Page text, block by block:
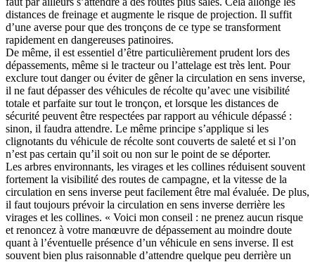
distances de freinage et augmente le risque de projection. Il suffit
d’une averse pour que des tronçons de ce type se transforment
rapidement en dangereuses patinoires.
De même, il est essentiel d’être particulièrement prudent lors des
dépassements, même si le tracteur ou l’attelage est très lent. Pour
exclure tout danger ou éviter de gêner la circulation en sens inverse,
il ne faut dépasser des véhicules de récolte qu’avec une visibilité
totale et parfaite sur tout le tronçon, et lorsque les distances de
sécurité peuvent être respectées par rapport au véhicule dépassé :
sinon, il faudra attendre. Le même principe s’applique si les
clignotants du véhicule de récolte sont couverts de saleté et si l’on
n’est pas certain qu’il soit ou non sur le point de se déporter.
Les arbres environnants, les virages et les collines réduisent souvent
fortement la visibilité des routes de campagne, et la vitesse de la
circulation en sens inverse peut facilement être mal évaluée. De plus,
il faut toujours prévoir la circulation en sens inverse derrière les
virages et les collines. « Voici mon conseil : ne prenez aucun risque
et renoncez à votre manœuvre de dépassement au moindre doute
quant à l’éventuelle présence d’un véhicule en sens inverse. Il est
souvent bien plus raisonnable d’attendre quelque peu derrière un